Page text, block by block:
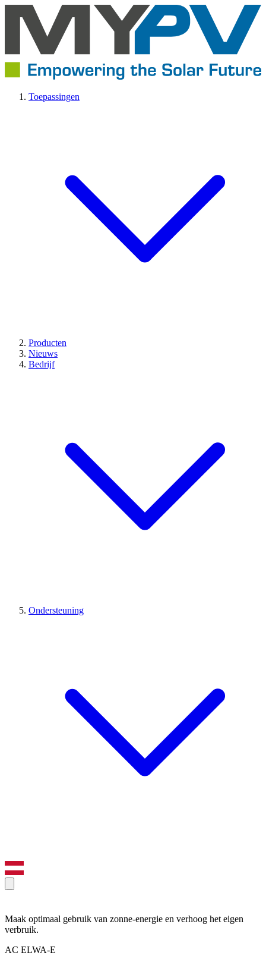
Toepassingen
Producten
Nieuws
Bedrijf
Ondersteuning
Maak optimaal gebruik van zonne-energie en verhoog het eigen
verbruik.
AC ELWA-E